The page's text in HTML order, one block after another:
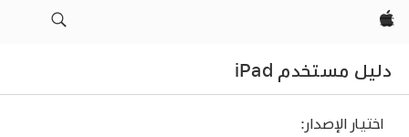
Apple‏
دليل مستخدم iPad
اختيار الإصدار: